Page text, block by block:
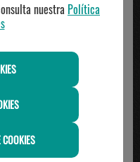
hombre asics GEL-
6, gris
nuestra Política
COOKIES